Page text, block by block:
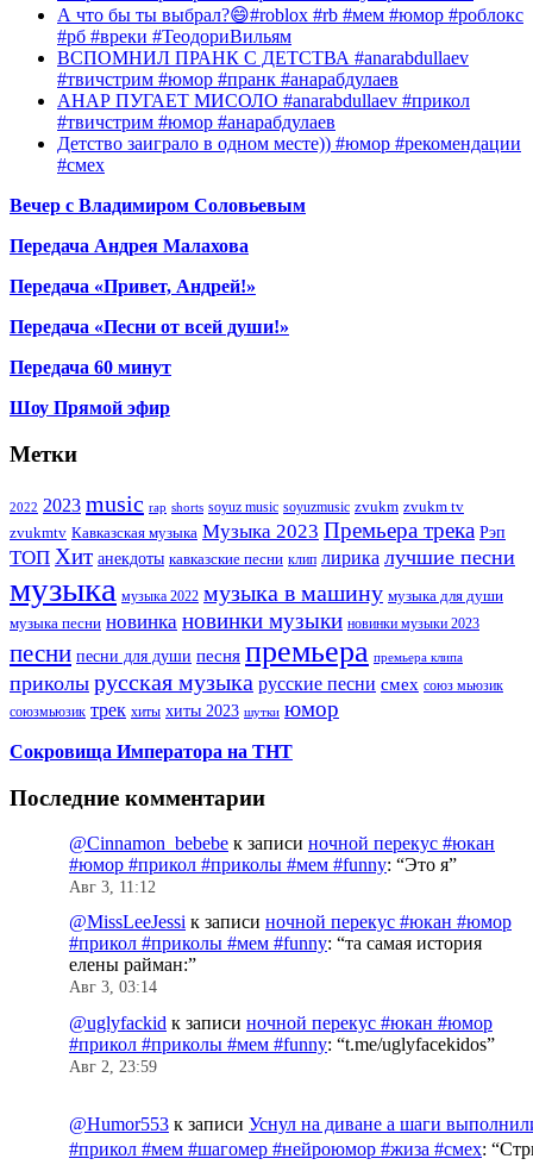
А что бы ты выбрал?😄#roblox #rb #мем #юмор #роблокс
#рб #вреки #ТеодориВильям
ВСПОМНИЛ ПРАНК С ДЕТСТВА #anarabdullaev
#твичстрим #юмор #пранк #анарабдулаев
АНАР ПУГАЕТ МИСОЛО #anarabdullaev #прикол
#твичстрим #юмор #анарабдулаев
Детство заиграло в одном месте)) #юмор #рекомендации
#смех
Вечер с Владимиром Соловьевым
Передача Андрея Малахова
Передача «Привет, Андрей!»
Передача «Песни от всей души!»
Передача 60 минут
Шоу Прямой эфир
Метки
2022 2023 music rap shorts soyuz music soyuzmusic zvukm zvukm tv
zvukmtv Кавказская музыка Музыка 2023 Премьера трека Рэп
ТОП Хит анекдоты кавказские песни клип лирика лучшие песни
музыка музыка 2022 музыка в машину музыка для души
музыка песни новинка новинки музыки новинки музыки 2023
песни песни для души песня премьера премьера клипа
приколы русская музыка русские песни смех союз мьюзик
союзмьюзик трек хиты хиты 2023 шутки юмор
Сокровища Императора на ТНТ
Последние комментарии
@Cinnamon_bebebe к записи ночной перекус #юкан
#юмор #прикол #приколы #мем #funny: “Это я”
Авг 3, 11:12
@MissLeeJessi к записи ночной перекус #юкан #юмор
#прикол #приколы #мем #funny: “та самая история
елены райман:”
Авг 3, 03:14
@uglyfackid к записи ночной перекус #юкан #юмор
#прикол #приколы #мем #funny: “t.me/uglyfacekidos”
Авг 2, 23:59
@Humor553 к записи Уснул на диване а шаги
#прикол #мем #шагомер #нейроюмор #жиза #смех: “